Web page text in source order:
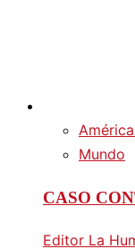
Mundo
CASO
Editor La